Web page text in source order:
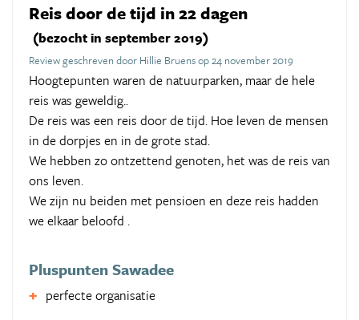
Reis door de tijd in 22 dagen
(bezocht in september 2019)
Review geschreven door Hillie Bruens op 24 november 2019
Hoogtepunten waren de natuurparken, maar de hele
reis was geweldig..
De reis was een reis door de tijd. Hoe leven de mensen
in de dorpjes en in de grote stad.
We hebben zo ontzettend genoten, het was de reis van
ons leven.
We zijn nu beiden met pensioen en deze reis hadden
we elkaar beloofd .
Pluspunten Sawadee
perfecte organisatie